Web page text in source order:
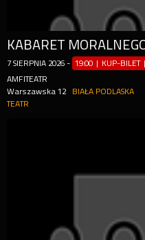
7 SIERPNIA 2026 - 19:00 | KUP-BILET
AMFITEATR
Warszawska 12
BIAŁA PODLASKA
TEATR